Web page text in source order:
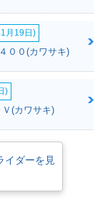
月19日)
００(カワサキ)
)
(カワサキ)
イダーを見